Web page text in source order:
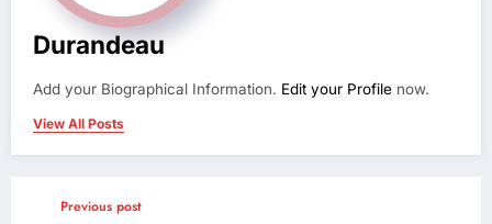
Durandeau
Add your Biographical Information. Edit your Profile now.
View All Posts
Previous post